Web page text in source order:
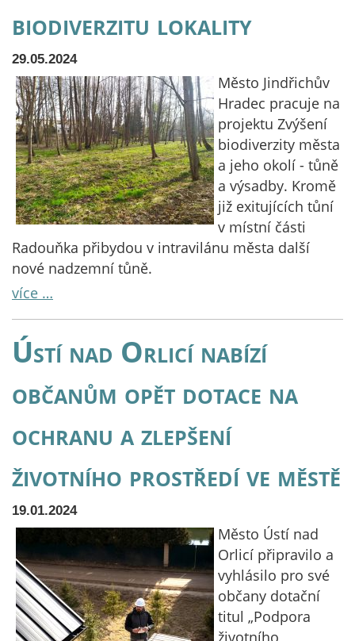
biodiverzitu lokality
29.05.2024
Město Jindřichův
Hradec pracuje na
projektu Zvýšení
biodiverzity města
a jeho okolí - tůně
a výsadby. Kromě
již exitujících tůní
v místní části
Radouňka přibydou v intravilánu města další
nové nadzemní tůně.
více …
Ústí nad Orlicí nabízí
občanům opět dotace na
ochranu a zlepšení
životního prostředí ve městě
19.01.2024
Město Ústí nad
Orlicí připravilo a
vyhlásilo pro své
občany dotační
titul „Podpora
životního